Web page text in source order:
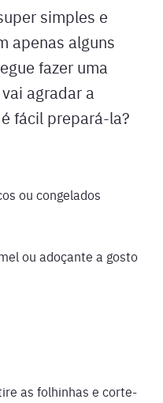
simples e
apenas alguns
fazer uma
agradar a
fácil prepará-la?
ou congelados
ou adoçante a gosto
as folhinhas e corte-